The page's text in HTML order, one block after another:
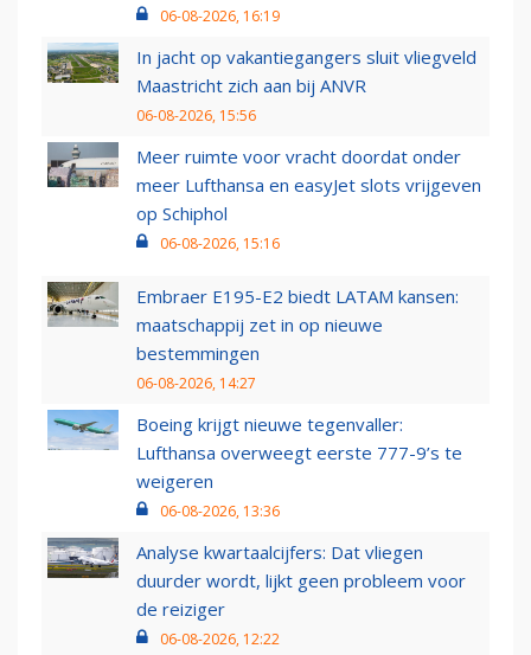
06-08-2026, 16:19
In jacht op vakantiegangers sluit vliegveld
Maastricht zich aan bij ANVR
06-08-2026, 15:56
Meer ruimte voor vracht doordat onder
meer Lufthansa en easyJet slots vrijgeven
op Schiphol
06-08-2026, 15:16
Embraer E195-E2 biedt LATAM kansen:
maatschappij zet in op nieuwe
bestemmingen
06-08-2026, 14:27
Boeing krijgt nieuwe tegenvaller:
Lufthansa overweegt eerste 777-9’s te
weigeren
06-08-2026, 13:36
Analyse kwartaalcijfers: Dat vliegen
duurder wordt, lijkt geen probleem voor
de reiziger
06-08-2026, 12:22